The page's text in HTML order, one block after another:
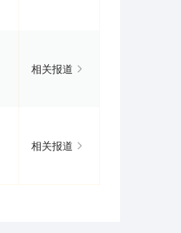
相关报道
相关报道